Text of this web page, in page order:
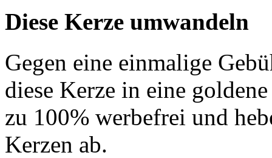
Diese Kerze umwandeln
Gegen eine einmalige
diese Kerze in eine
zu 100% werbefrei und
Kerzen ab.